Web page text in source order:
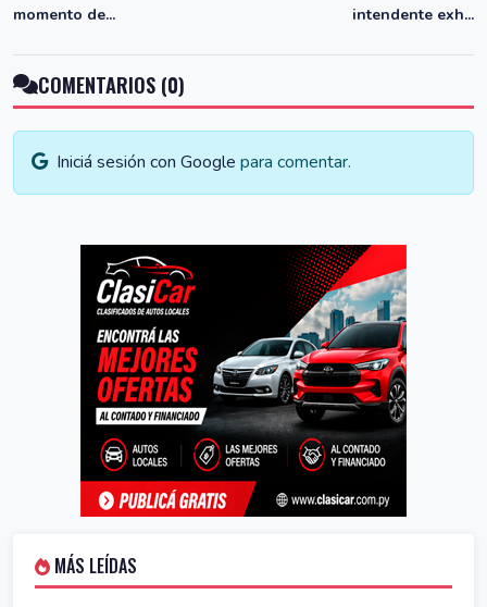
momento de...
intendente exh...
COMENTARIOS (0)
Iniciá sesión con Google para comentar.
MÁS LEÍDAS